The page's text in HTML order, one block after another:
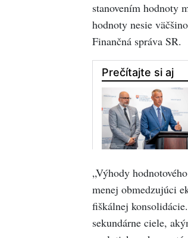
stanovením hodnoty
hodnoty nesie
Finančná správa SR.
„Výhody
menej obmedzujúci
fiškálnej
sekundárne ciele,